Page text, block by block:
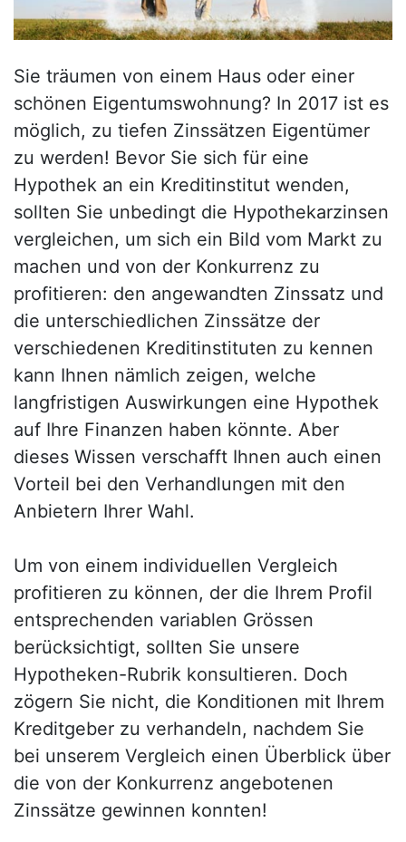
Sie träumen von einem Haus oder einer
schönen Eigentumswohnung? In 2017 ist es
möglich, zu tiefen Zinssätzen Eigentümer
zu werden! Bevor Sie sich für eine
Hypothek an ein Kreditinstitut wenden,
sollten Sie unbedingt die Hypothekarzinsen
vergleichen, um sich ein Bild vom Markt zu
machen und von der Konkurrenz zu
profitieren: den angewandten Zinssatz und
die unterschiedlichen Zinssätze der
verschiedenen Kreditinstituten zu kennen
kann Ihnen nämlich zeigen, welche
langfristigen Auswirkungen eine Hypothek
auf Ihre Finanzen haben könnte. Aber
dieses Wissen verschafft Ihnen auch einen
Vorteil bei den Verhandlungen mit den
Anbietern Ihrer Wahl.
Um von einem individuellen Vergleich
profitieren zu können, der die Ihrem Profil
entsprechenden variablen Grössen
berücksichtigt, sollten Sie unsere
Hypotheken-Rubrik konsultieren. Doch
zögern Sie nicht, die Konditionen mit Ihrem
Kreditgeber zu verhandeln, nachdem Sie
bei unserem Vergleich einen Überblick über
die von der Konkurrenz angebotenen
Zinssätze gewinnen konnten!